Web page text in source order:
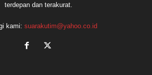
terdepan dan terakurat.
kami: suarakutim@yahoo.co.id